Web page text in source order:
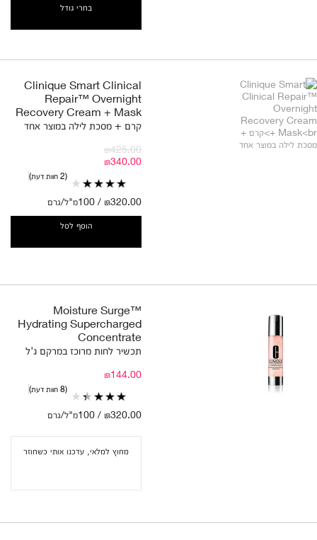
בחרי גודל
Clinique Smart Clinical
Repair™ Overnight
Recovery Cream + Mask
קרם + מסכת לילה במוצר אחד
₪425.00
₪340.00
2 חוות דעת
₪320.00 / 100מ"ל/גרם
הוסף לסל
Moisture Surge™
Hydrating Supercharged
Concentrate
תכשיר לחות מרוכז במרקם ג'ל
₪144.00
8 חוות דעת
₪320.00 / 100מ"ל/גרם
מחוץ למלאי, עדכנו אותי כשחוזר